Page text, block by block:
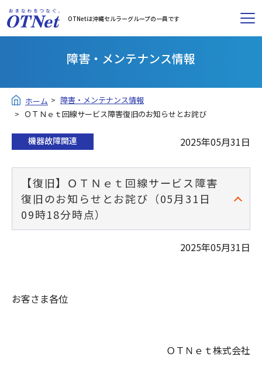
OTNetは沖縄セルラーグループの一員です
障害・メンテナンス情報
ホーム
障害・メンテナンス情報
ＯＴＮｅｔ回線サービス障害復旧のお知らせとお詫び
機器故障関連 2025年05月31日
【復旧】ＯＴＮｅｔ回線サービス障害
復旧のお知らせとお詫び（05月31日
09時18分時点）
2025年05月31日
お客さま各位
ＯＴＮｅｔ株式会社